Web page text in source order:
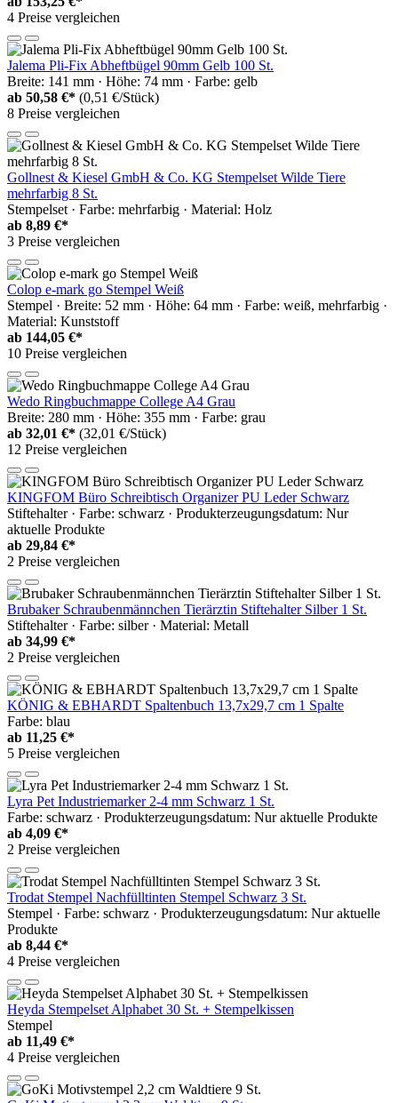
4 Preise vergleichen
Jalema Pli-Fix Abheftbügel 90mm Gelb 100 St.
Breite: 141 mm · Höhe: 74 mm · Farbe: gelb
ab 50,58 €* (0,51 €/Stück)
8 Preise vergleichen
Gollnest & Kiesel GmbH & Co. KG Stempelset Wilde Tiere
mehrfarbig 8 St.
Stempelset · Farbe: mehrfarbig · Material: Holz
ab 8,89 €*
3 Preise vergleichen
Colop e-mark go Stempel Weiß
Stempel · Breite: 52 mm · Höhe: 64 mm · Farbe: weiß, mehrfarbig ·
Material: Kunststoff
ab 144,05 €*
10 Preise vergleichen
Wedo Ringbuchmappe College A4 Grau
Breite: 280 mm · Höhe: 355 mm · Farbe: grau
ab 32,01 €* (32,01 €/Stück)
12 Preise vergleichen
KINGFOM Büro Schreibtisch Organizer PU Leder Schwarz
Stiftehalter · Farbe: schwarz · Produkterzeugungsdatum: Nur
aktuelle Produkte
ab 29,84 €*
2 Preise vergleichen
Brubaker Schraubenmännchen Tierärztin Stiftehalter Silber 1 St.
Stiftehalter · Farbe: silber · Material: Metall
ab 34,99 €*
2 Preise vergleichen
KÖNIG & EBHARDT Spaltenbuch 13,7x29,7 cm 1 Spalte
Farbe: blau
ab 11,25 €*
5 Preise vergleichen
Lyra Pet Industriemarker 2-4 mm Schwarz 1 St.
Farbe: schwarz · Produkterzeugungsdatum: Nur aktuelle Produkte
ab 4,09 €*
2 Preise vergleichen
Trodat Stempel Nachfülltinten Stempel Schwarz 3 St.
Stempel · Farbe: schwarz · Produkterzeugungsdatum: Nur aktuelle
Produkte
ab 8,44 €*
4 Preise vergleichen
Heyda Stempelset Alphabet 30 St. + Stempelkissen
Stempel
ab 11,49 €*
4 Preise vergleichen